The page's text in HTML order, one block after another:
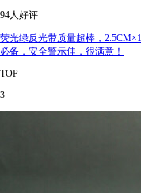
94人好评
荧光绿反光带质量超棒，
必备，安全警示佳，很满意！
TOP
3